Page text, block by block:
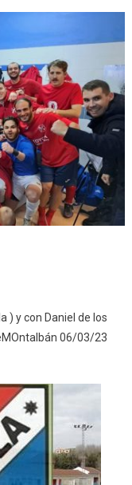
) y con Daniel de los
06/03/23